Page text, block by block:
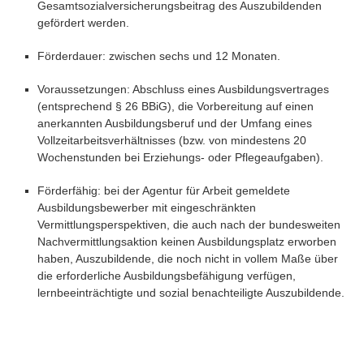
Gesamtsozialversicherungsbeitrag des Auszubildenden
gefördert werden.
Förderdauer: zwischen sechs und 12 Monaten.
Voraussetzungen: Abschluss eines Ausbildungsvertrages
(entsprechend § 26 BBiG), die Vorbereitung auf einen
anerkannten Ausbildungsberuf und der Umfang eines
Vollzeitarbeitsverhältnisses (bzw. von mindestens 20
Wochenstunden bei Erziehungs- oder Pflegeaufgaben).
Förderfähig: bei der Agentur für Arbeit gemeldete
Ausbildungsbewerber mit eingeschränkten
Vermittlungsperspektiven, die auch nach der bundesweiten
Nachvermittlungsaktion keinen Ausbildungsplatz erworben
haben, Auszubildende, die noch nicht in vollem Maße über
die erforderliche Ausbildungsbefähigung verfügen,
lernbeeinträchtigte und sozial benachteiligte Auszubildende.